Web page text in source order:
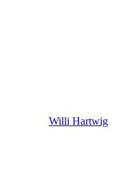
Willi Hartwig